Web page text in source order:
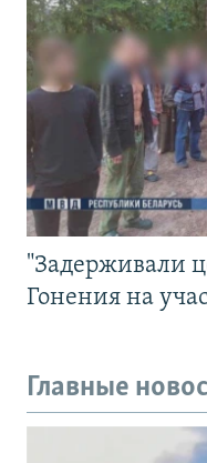
"Задерживали
Гонения на
Главные